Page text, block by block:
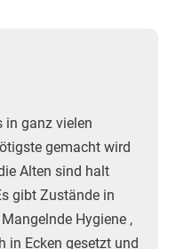
in ganz vielen
gemacht wird
Alten sind halt
gibt Zustände in
Hygiene ,
in Ecken gesetzt und